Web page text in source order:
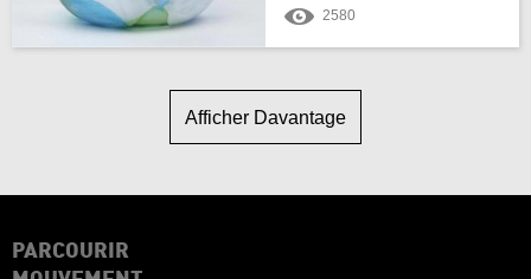
2580
Afficher Davantage
PARCOURIR